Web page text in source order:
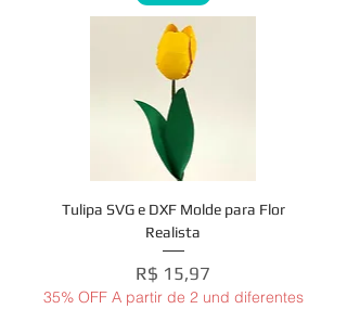
Tulipa SVG e DXF Molde para Flor
Realista
Preço
R$ 15,97
35% OFF A partir de 2 und diferentes